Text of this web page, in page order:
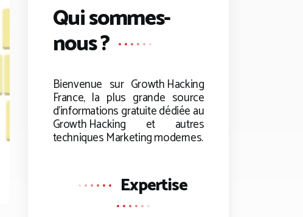
Qui sommes-
nous ?
Bienvenue sur Growth Hacking
France, la plus grande source
d’informations gratuite dédiée au
Growth Hacking et autres
techniques Marketing modernes.
Expertise